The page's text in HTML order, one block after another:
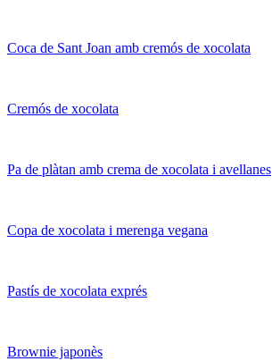
Coca de Sant Joan amb cremós de xocolata
Cremós de xocolata
Pa de plàtan amb crema de xocolata i avellanes
Copa de xocolata i merenga vegana
Pastís de xocolata exprés
Brownie japonès